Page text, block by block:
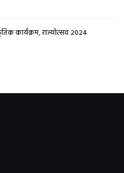
कार्यक्रम, राज्योत्सव 2024